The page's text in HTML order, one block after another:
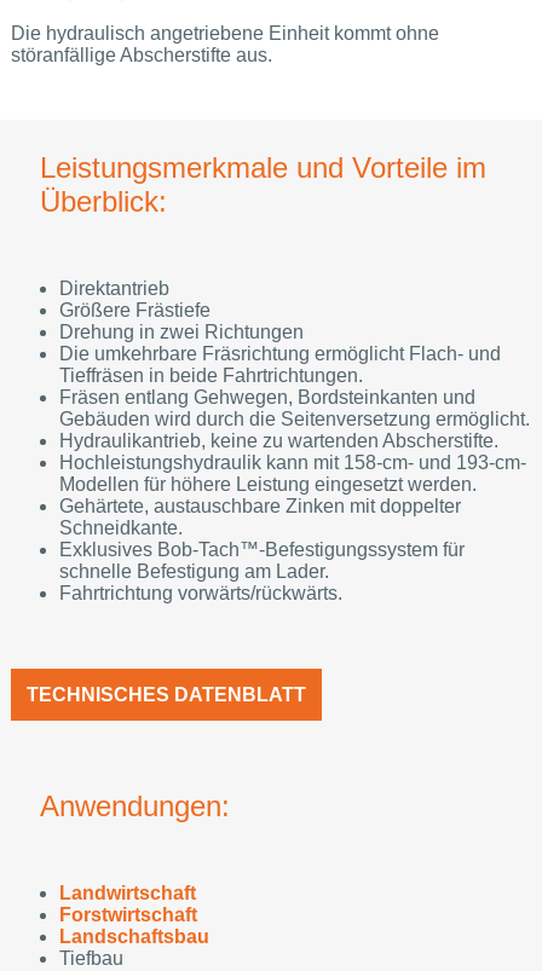
Die hydraulisch angetriebene Einheit kommt ohne
störanfällige Abscherstifte aus.
Leistungsmerkmale und Vorteile im
Überblick:
Direktantrieb
Größere Frästiefe
Drehung in zwei Richtungen
Die umkehrbare Fräsrichtung ermöglicht Flach- und
Tieffräsen in beide Fahrtrichtungen.
Fräsen entlang Gehwegen, Bordsteinkanten und
Gebäuden wird durch die Seitenversetzung ermöglicht.
Hydraulikantrieb, keine zu wartenden Abscherstifte.
Hochleistungshydraulik kann mit 158-cm- und 193-cm-
Modellen für höhere Leistung eingesetzt werden.
Gehärtete, austauschbare Zinken mit doppelter
Schneidkante.
Exklusives Bob-Tach™-Befestigungssystem für
schnelle Befestigung am Lader.
Fahrtrichtung vorwärts/rückwärts.
TECHNISCHES DATENBLATT
Anwendungen:
Landwirtschaft
Forstwirtschaft
Landschaftsbau
Tiefbau